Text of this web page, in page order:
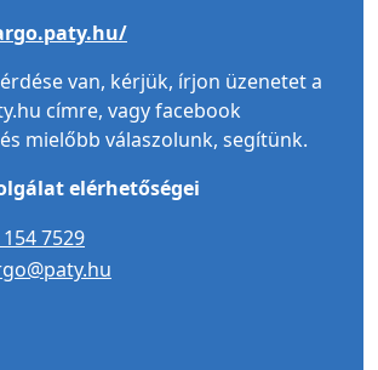
van, kérjük, írjon üzenetet a
címre, vagy facebook
mielőbb válaszolunk, segítünk.
elérhetőségei
7529